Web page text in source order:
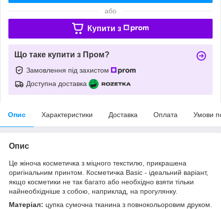
або
Купити з
Що таке купити з Пром?
Замовлення під захистом
Доступна доставка
Опис Характеристики Доставка Оплата Умови
Опис
Це жіноча косметичка з міцного текстилю, прикрашена
оригінальним принтом. Косметичка Basic - ідеальний варіант,
якщо косметики не так багато або необхідно взяти тільки
найнеобхідніше з собою, наприклад, на прогулянку.
Матеріал: цупка сумочна тканина з повнокольоровим друком.